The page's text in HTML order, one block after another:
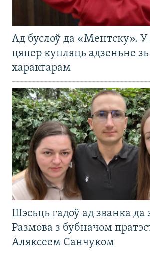
Ад буслоў да «Ментску». У
цяпер купляць адзеньне
характарам
Шэсьць гадоў ад званка да
Размова з бубначом
Аляксеем Санчуком